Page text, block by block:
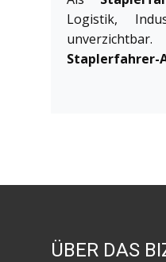
Logistik,
Staplerfahrer-
ÜBER DAS